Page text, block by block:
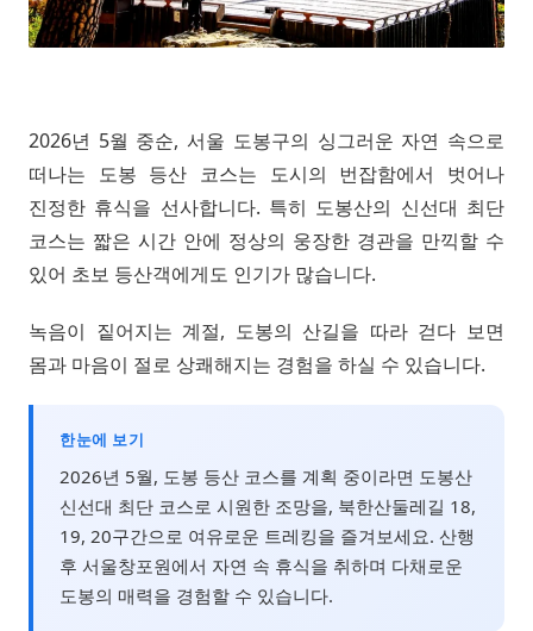
2026년 5월 중순, 서울 도봉구의 싱그러운 자연 속으로
떠나는 도봉 등산 코스는 도시의 번잡함에서 벗어나
진정한 휴식을 선사합니다. 특히 도봉산의 신선대 최단
코스는 짧은 시간 안에 정상의 웅장한 경관을 만끽할 수
있어 초보 등산객에게도 인기가 많습니다.
녹음이 짙어지는 계절, 도봉의 산길을 따라 걷다 보면
몸과 마음이 절로 상쾌해지는 경험을 하실 수 있습니다.
한눈에 보기
2026년 5월, 도봉 등산 코스를 계획 중이라면 도봉산
신선대 최단 코스로 시원한 조망을, 북한산둘레길 18,
19, 20구간으로 여유로운 트레킹을 즐겨보세요. 산행
후 서울창포원에서 자연 속 휴식을 취하며 다채로운
도봉의 매력을 경험할 수 있습니다.